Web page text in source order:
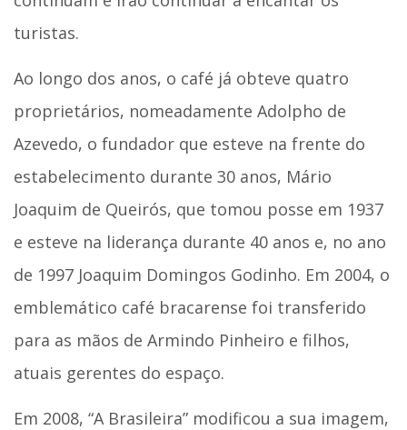
turistas.
Ao longo dos anos, o café já obteve quatro
proprietários, nomeadamente Adolpho de
Azevedo, o fundador que esteve na frente do
estabelecimento durante 30 anos, Mário
Joaquim de Queirós, que tomou posse em 1937
e esteve na liderança durante 40 anos e, no ano
de 1997 Joaquim Domingos Godinho. Em 2004, o
emblemático café bracarense foi transferido
para as mãos de Armindo Pinheiro e filhos,
atuais gerentes do espaço.
Em 2008, “A Brasileira” modificou a sua imagem,